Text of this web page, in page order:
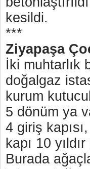
kesildi.
***
Ziyapaşa
İki muhtarlık
doğalgaz
kurum
5 dönüm ya
4 giriş
kapı 10
Burada